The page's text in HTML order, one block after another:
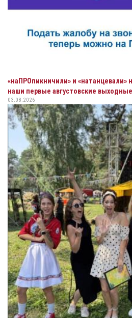
«наПРОпикничили» и «натанцевали»
наши первые августовские
03.08.2026